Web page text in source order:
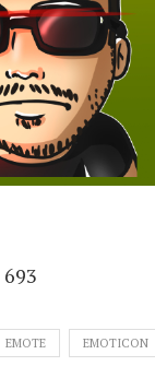
693
EMOTE EMOTICON